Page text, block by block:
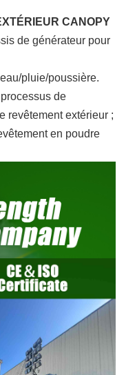
CANOPY
de générateur pour
pluie/poussière.
de
revêtement extérieur ;
en poudre